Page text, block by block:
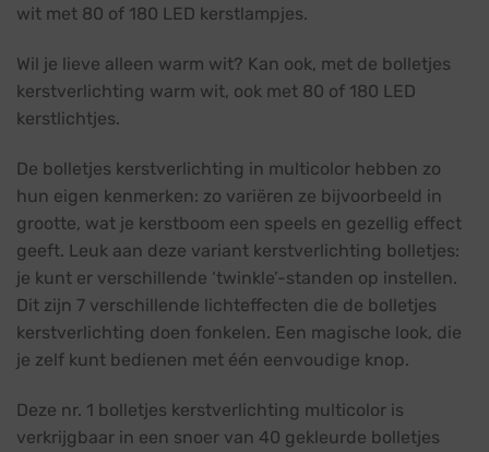
wit met 80 of 180 LED kerstlampjes.
Wil je lieve alleen warm wit? Kan ook, met de bolletjes
kerstverlichting warm wit, ook met 80 of 180 LED
kerstlichtjes.
De bolletjes kerstverlichting in multicolor hebben zo
hun eigen kenmerken: zo variëren ze bijvoorbeeld in
grootte, wat je kerstboom een speels en gezellig effect
geeft. Leuk aan deze variant kerstverlichting bolletjes:
je kunt er verschillende ‘twinkle’-standen op instellen.
Dit zijn 7 verschillende lichteffecten die de bolletjes
kerstverlichting doen fonkelen. Een magische look, die
je zelf kunt bedienen met één eenvoudige knop.
Deze nr. 1 bolletjes kerstverlichting multicolor is
verkrijgbaar in een snoer van 40 gekleurde bolletjes